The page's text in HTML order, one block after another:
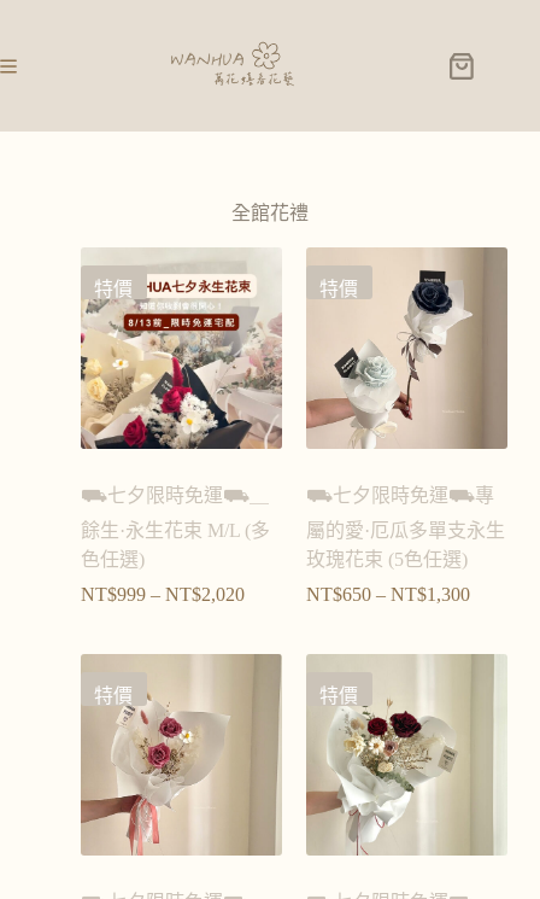
全館花禮
特價
⛟七夕限時免運⛟＿
餘生·永生花束 M/L (多
色任選)
NT$999 – NT$2,020
特價
⛟七夕限時免運⛟專
屬的愛·厄瓜多單支永生
玫瑰花束 (5色任選)
NT$650 – NT$1,300
特價 特價